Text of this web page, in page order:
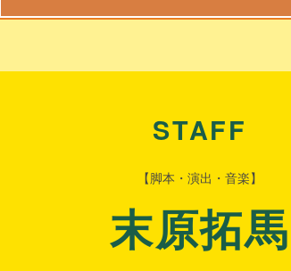
STAFF
【脚本・演出・音楽】
末原拓馬